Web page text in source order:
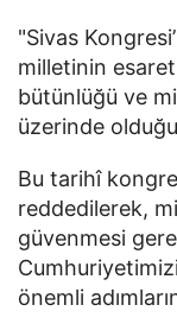
"Sivas
milletinin
bütünlüğü ve
üzerinde
Bu tarihî
reddedilerek,
güvenmesi
önemli